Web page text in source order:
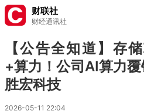
财联社
财经通讯社
【公告全知道】存
+算力！公司AI算力覆
胜宏科技
2026-05-11 22:04